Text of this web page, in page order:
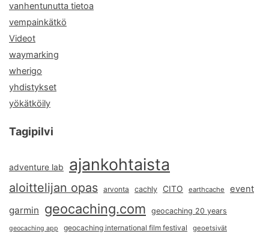
vanhentunutta tietoa
vempainkätkö
Videot
waymarking
wherigo
yhdistykset
yökätköily
Tagipilvi
adventure lab ajankohtaista
aloittelijan opas arvonta cachly CITO earthcache event
garmin geocaching.com geocaching 20 years
geocaching app geocaching international film festival geoetsivät